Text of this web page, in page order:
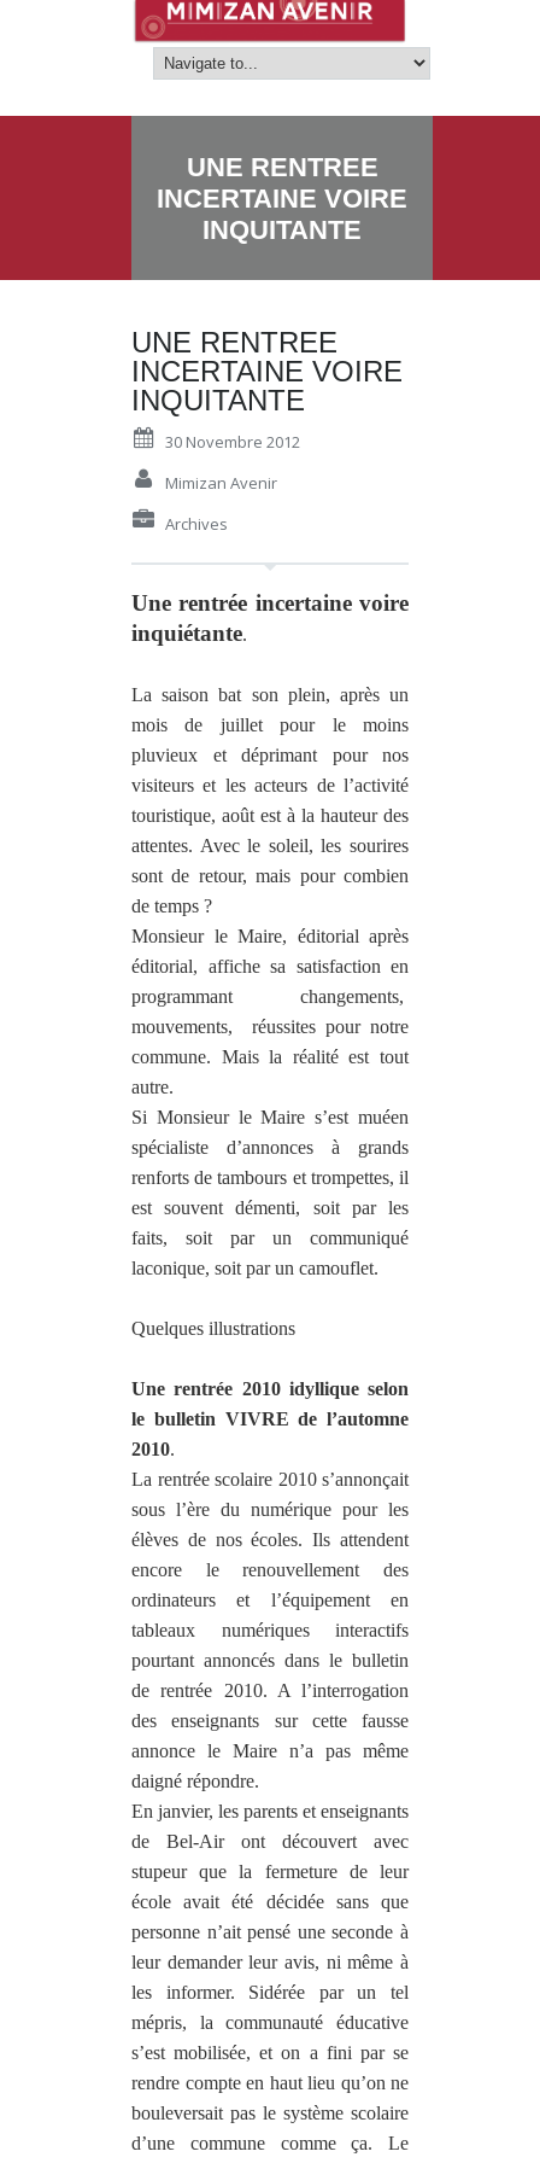
UNE RENTREE
INCERTAINE VOIRE
INQUITANTE
UNE RENTREE
INCERTAINE VOIRE
INQUITANTE
30 Novembre 2012
Mimizan Avenir
Archives
Une rentrée incertaine voire
inquiétante.
La saison bat son plein, après un
mois de juillet pour le moins
pluvieux et déprimant pour nos
visiteurs et les acteurs de l’activité
touristique, août est à la hauteur des
attentes. Avec le soleil, les sourires
sont de retour, mais pour combien
de temps ?
Monsieur le Maire, éditorial après
éditorial, affiche sa satisfaction en
programmant changements,
mouvements,
réussites pour notre
commune. Maisla réalité est tout
autre.
Si Monsieur le Maires’est muéen
spécialiste d’annonces à grands
renforts de tambours et trompettes, il
est souvent démenti, soit par les
faits, soit par un communiqué
laconique, soit par un camouflet.
Quelques illustrations
Une rentrée 2010 idyllique selon
le bulletin VIVRE de l’automne
2010.
La rentrée scolaire 2010 s’annonçait
sous l’ère du numérique pour les
élèves de nos écoles.Ils attendent
encore le renouvellement des
ordinateurs et l’équipement en
tableaux numériques interactifs
pourtant annoncés dans le bulletin
de rentrée 2010. A l’interrogation
des enseignants sur cette fausse
annonce le Maire n’a pas même
daigné répondre.
En janvier, les parents et enseignants
de Bel-Air ont découvert avec
stupeur que la fermeture de leur
école avait été décidée sans que
personne n’ait pensé une seconde à
leur demander leur avis, ni même à
les informer. Sidérée par un tel
mépris, la communauté éducative
s’est mobilisée, et on a fini par se
rendre compte en haut lieu qu’on ne
bouleversait pas le système scolaire
d’une commune comme ça. Le